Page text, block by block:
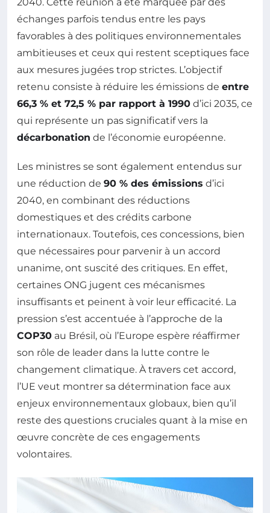
échanges parfois tendus entre les pays
favorables à des politiques environnementales
ambitieuses et ceux qui restent sceptiques face
aux mesures jugées trop strictes. L’objectif
retenu consiste à réduire les émissions de entre
66,3 % et 72,5 % par rapport à 1990 d’ici 2035, ce
qui représente un pas significatif vers la
décarbonation de l’économie européenne.
Les ministres se sont également entendus sur
une réduction de 90 % des émissions d’ici
2040, en combinant des réductions
domestiques et des crédits carbone
internationaux. Toutefois, ces concessions, bien
que nécessaires pour parvenir à un accord
unanime, ont suscité des critiques. En effet,
certaines ONG jugent ces mécanismes
insuffisants et peinent à voir leur efficacité. La
pression s’est accentuée à l’approche de la
COP30 au Brésil, où l’Europe espère réaffirmer
son rôle de leader dans la lutte contre le
changement climatique. À travers cet accord,
l’UE veut montrer sa détermination face aux
enjeux environnementaux globaux, bien qu’il
reste des questions cruciales quant à la mise en
œuvre concrète de ces engagements
volontaires.